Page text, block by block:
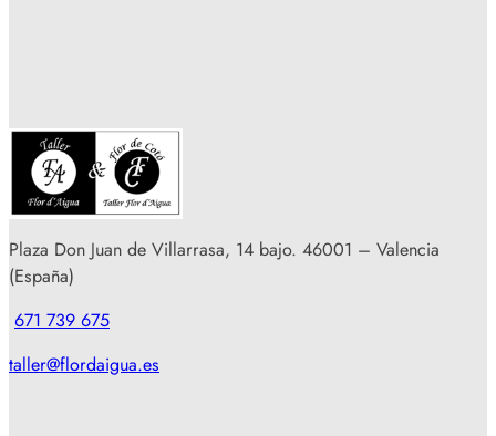
Plaza Don Juan de Villarrasa, 14 bajo. 46001 – Valencia
(España)
671 739 675
taller@flordaigua.es